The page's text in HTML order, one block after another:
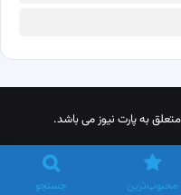
به پارت نیوز می باشد.
تلگرام
محبوب‌ترین جستجو